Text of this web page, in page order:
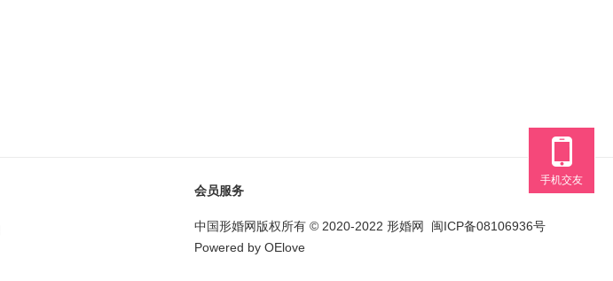
会员服务
中国形婚网版权所有 © 2020-2022 形婚网
闽ICP备08106936号
Powered by OElove
手机交友